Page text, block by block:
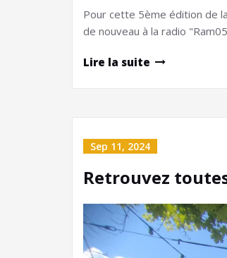
Pour cette 5ème édition de
de nouveau à la radio
Lire la suite
Sep 11, 2024
Retrouvez